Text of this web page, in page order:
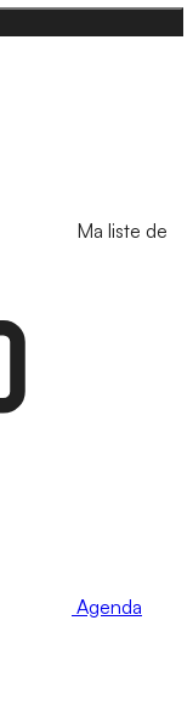
Ma liste de
Agenda